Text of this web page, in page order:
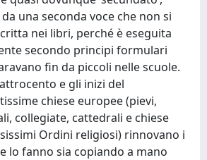
una seconda voce che non si
nei libri, perché è eseguita
secondo principi formulari
fin da piccoli nelle scuole.
e gli inizi del
chiese europee (pievi,
collegiate, cattedrali e chiese
Ordini religiosi) rinnovano i
lo fanno sia copiando a mano